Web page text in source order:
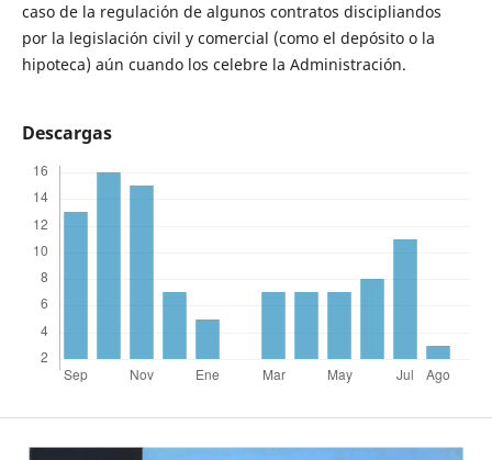
caso de la regulación de algunos contratos discipliandos
por la legislación civil y comercial (como el depósito o la
hipoteca) aún cuando los celebre la Administración.
Descargas